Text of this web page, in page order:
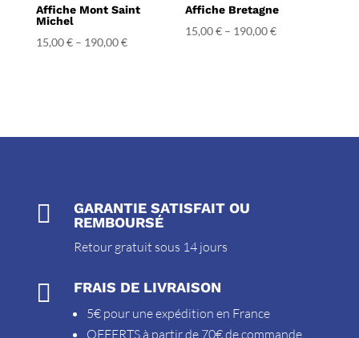
Affiche Mont Saint
Michel
15,00€– 190,00€
Affiche Bretagne
15,00€ – 190,00€

GARANTIE SATISFAIT OU
REMBOURSÉ
Retour gratuit sous 14 jours
 FRAIS DE LIVRAISON
5€ pour une expédition en France
OFFERTS à partir de 70€ de commande